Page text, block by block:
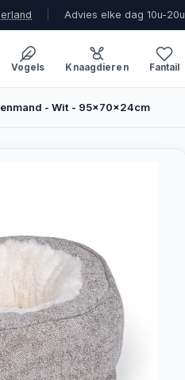
Advies elke dag 10u-20u
Vogels Knaagdieren Fantail
- Wit - 95x70x24cm